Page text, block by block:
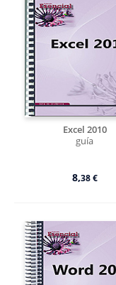
Excel 2010
guía
8,38 €